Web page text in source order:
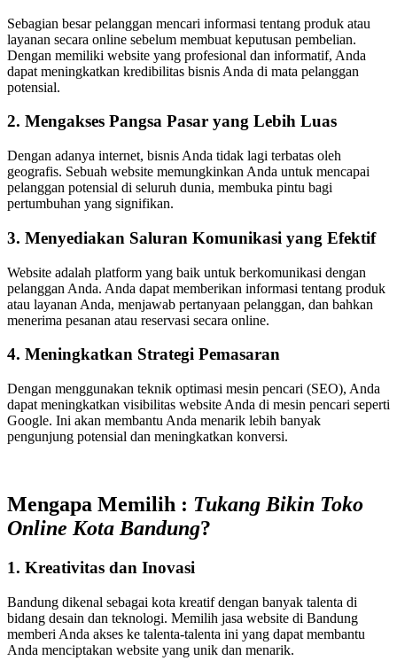
Sebagian besar pelanggan mencari informasi tentang produk atau
layanan secara online sebelum membuat keputusan pembelian.
Dengan memiliki website yang profesional dan informatif, Anda
dapat meningkatkan kredibilitas bisnis Anda di mata pelanggan
potensial.
2. Mengakses Pangsa Pasar yang Lebih Luas
Dengan adanya internet, bisnis Anda tidak lagi terbatas oleh
geografis. Sebuah website memungkinkan Anda untuk mencapai
pelanggan potensial di seluruh dunia, membuka pintu bagi
pertumbuhan yang signifikan.
3. Menyediakan Saluran Komunikasi yang Efektif
Website adalah platform yang baik untuk berkomunikasi dengan
pelanggan Anda. Anda dapat memberikan informasi tentang produk
atau layanan Anda, menjawab pertanyaan pelanggan, dan bahkan
menerima pesanan atau reservasi secara online.
4. Meningkatkan Strategi Pemasaran
Dengan menggunakan teknik optimasi mesin pencari (SEO), Anda
dapat meningkatkan visibilitas website Anda di mesin pencari seperti
Google. Ini akan membantu Anda menarik lebih banyak
pengunjung potensial dan meningkatkan konversi.
Mengapa Memilih : Tukang Bikin Toko
Online Kota Bandung?
1. Kreativitas dan Inovasi
Bandung dikenal sebagai kota kreatif dengan banyak talenta di
bidang desain dan teknologi. Memilih jasa website di Bandung
memberi Anda akses ke talenta-talenta ini yang dapat membantu
Anda menciptakan website yang unik dan menarik.